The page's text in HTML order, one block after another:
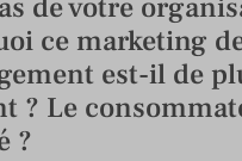
de votre
ce marketing
est-il de
? Le
?